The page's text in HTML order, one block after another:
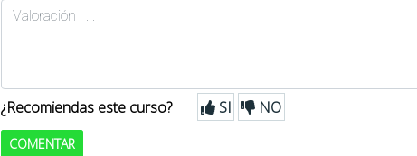
¿Recomiendas este curso? SI NO
COMENTAR